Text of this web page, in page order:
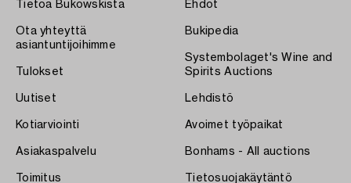
Tietoa Bukowskista
Ota yhteyttä
asiantuntijoihimme
Tulokset
Uutiset
Kotiarviointi
Asiakaspalvelu
Toimitus
Ehdot
Bukipedia
Systembolaget's Wine and
Spirits Auctions
Lehdistö
Avoimet työpaikat
Bonhams - All auctions
Tietosuojakäytäntö